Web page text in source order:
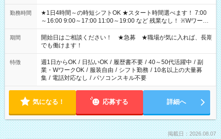
勤務時間
★1日4時間～の時短シフトOK ★スタート時間選べます！ 7:00
～16:00 9:00～17:00 11:00～19:00 など 残業なし！ ※Wワーク
の場合、他のお仕事と合わせ週40時間超の就業はご案内できま
せん ※法令に基づき、週20時間以上勤務は社会保険への加入対
象となります ※労働者派遣法（日雇い派遣の原則禁止）によ
り、短時間・短期間の就業はご案内が難しい場合があります
期間
開始日はご相談ください！ ★急募 ★職場が気に入れば、長期
でも働けます！
特徴 週1日からOK / 日払いOK / 履歴書不要 / 40～50代活躍中 / 副
業・WワークOK / 服装自由 / シフト勤務 / 10名以上の大量募
集 / 電話対応なし / パソコンスキル不要
気になる！ 応募する 詳細へ
掲載日：2026.08.07